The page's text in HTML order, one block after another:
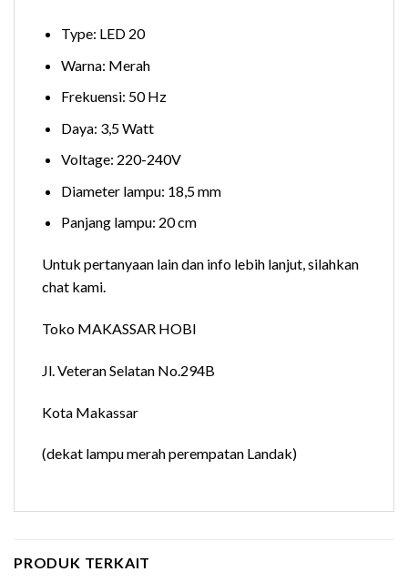
Type: LED 20
Warna: Merah
Frekuensi: 50 Hz
Daya: 3,5 Watt
Voltage: 220-240V
Diameter lampu: 18,5 mm
Panjang lampu: 20 cm
Untuk pertanyaan lain dan info lebih lanjut, silahkan
chat kami.
Toko MAKASSAR HOBI
Jl. Veteran Selatan No.294B
Kota Makassar
(dekat lampu merah perempatan Landak)
PRODUK TERKAIT